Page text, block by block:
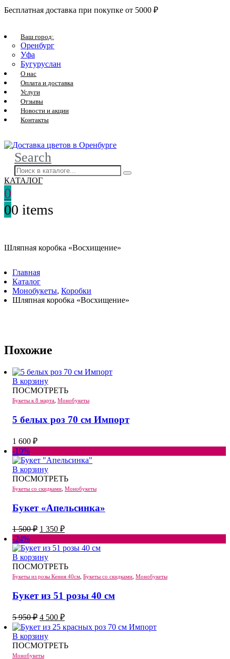
Бесплатная доставка при покупке от 5000 ₽
Ваш город:
Оренбург
Уфа
Бугуруслан
О нас
Оплата и доставка
Услуги
Отзывы
Новости и акции
Контакты
Search
КАТАЛОГ
0
00 items
Шляпная коробка «Восхищение»
Главная
Каталог
Монобукеты, Коробки
Шляпная коробка «Восхищение»
Похожие
В корзину
ПОСМОТРЕТЬ
Букеты к 8 марта Монобукеты
5 белых роз 70 см Импорт
1 600 ₽
-10%
В корзину
ПОСМОТРЕТЬ
Букеты со скидками Монобукеты
Букет «Апельсинка»
1 500₽ Первоначальная
цена
составляла
1
500 ₽.
1 350 ₽Текущая
цена:
1
-24%
В корзину
ПОСМОТРЕТЬ
Букеты из розы Кения 40см Букеты со скидками Монобукеты
Букет из 51 розы 40 см
5 950₽ Первоначальная
цена
составляла
5
950 ₽.
4 500 ₽Текущая
цена:
4
500 ₽.
В корзину
ПОСМОТРЕТЬ
Монобукеты